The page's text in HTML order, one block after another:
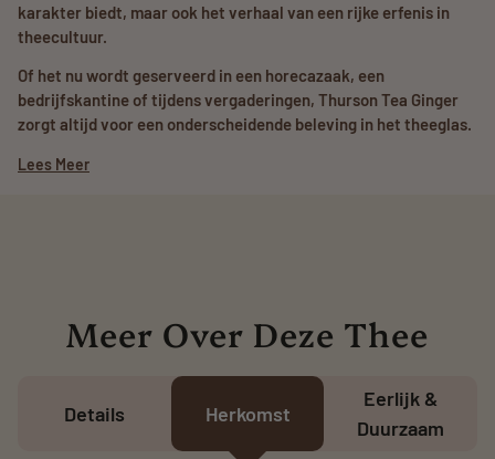
karakter biedt, maar ook het verhaal van een rijke erfenis in
theecultuur.
Of het nu wordt geserveerd in een horecazaak, een
bedrijfskantine of tijdens vergaderingen, Thurson Tea Ginger
zorgt altijd voor een onderscheidende beleving in het theeglas.
Lees Meer
Meer Over Deze Thee
Details Herkomst
Eerlijk &
Duurzaam